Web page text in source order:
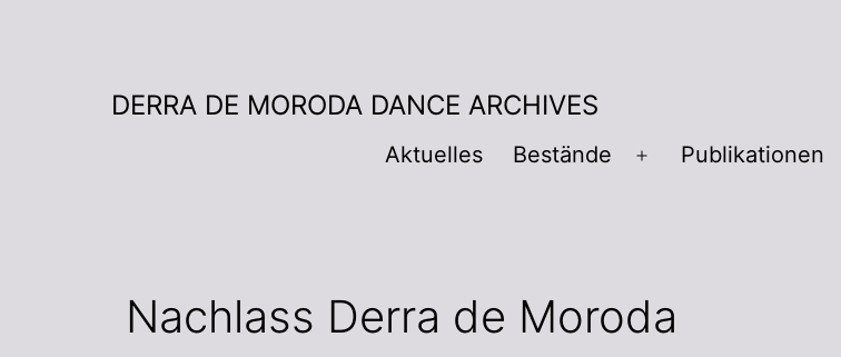
DERRA DE MORODA DANCE ARCHIVES
Aktuelles Bestände Publikationen
Nachlass Derra de Moroda